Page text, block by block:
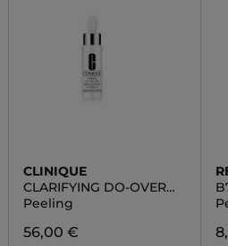
CLINIQUE
CLARIFYING DO-OVER
PEEL
Peeling
56,00 €